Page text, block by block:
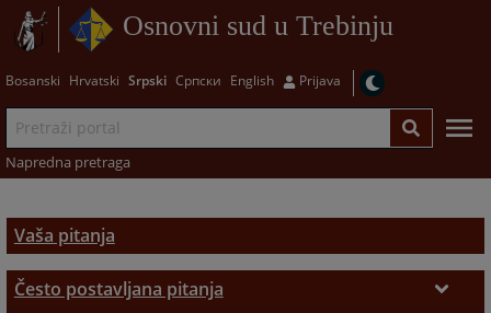
Osnovni sud u Trebinju
Bosanski Hrvatski Srpski Српски English Prijava
Napredna pretraga
Vaša pitanja
Često postavljana pitanja